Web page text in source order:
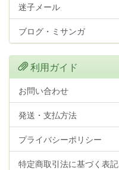
迷子メール
ブログ・ミサンガ
利用ガイド
お問い合わせ
発送・支払方法
プライバシーポリシー
特定商取引法に基づく表記